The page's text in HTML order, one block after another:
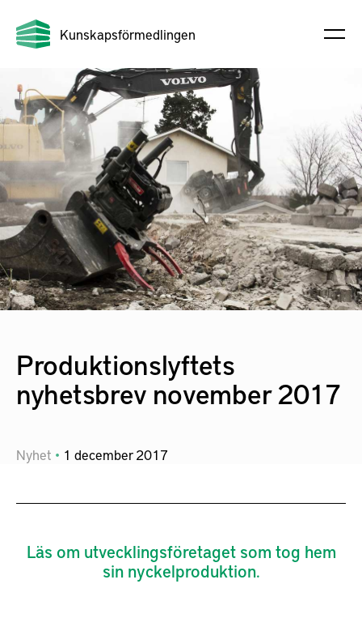
Kunskapsförmedlingen
Produktionslyftets
nyhetsbrev november 2017
Nyhet 1 december 2017
Läs om utvecklingsföretaget som tog hem
sin nyckelproduktion.